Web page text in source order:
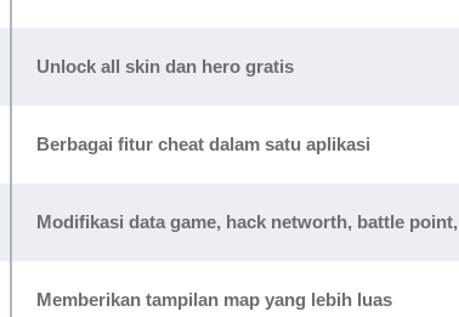
Unlock all skin dan hero gratis
Berbagai fitur cheat dalam satu aplikasi
Modifikasi data game, hack networth, battle point,
Memberikan tampilan map yang lebih luas